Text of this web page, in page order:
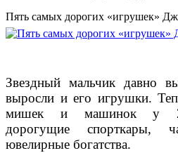
Пять самых дорогих «игрушек»
Звездный мальчик давно
выросли и его игрушки.
мишек и машинок у 24-
дорогущие спорткары,
ювелирные богатства.